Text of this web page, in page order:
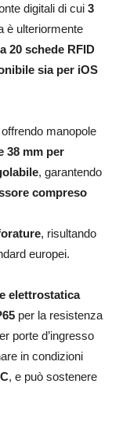
digitali di cui 3
è ulteriormente
20 schede RFID
sia per iOS
manopole
38 mm per
, garantendo
compreso
, risultando
europei.
elettrostatica
per la resistenza
porte d’ingresso
in condizioni
, e può sostenere